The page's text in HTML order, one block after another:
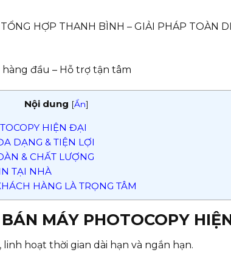
HỢP THANH BÌNH – GIẢI PHÁP TOÀN
đầu – Hỗ trợ tận tâm
Nội dung [Ẩn]
HIỆN ĐẠI
DẠNG & TIỆN LỢI
& CHẤT LƯỢNG
TẠI NHÀ
HÀNG LÀ TRỌNG TÂM
MÁY PHOTOCOPY
hoạt thời gian dài hạn và ngắn hạn.